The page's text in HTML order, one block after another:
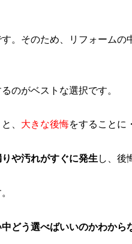
。そのため、リフォームの
のがベストな選択です。
、 大きな後悔をすることに
や汚れがすぐに発生 し、後
どう選べばいいのかわから